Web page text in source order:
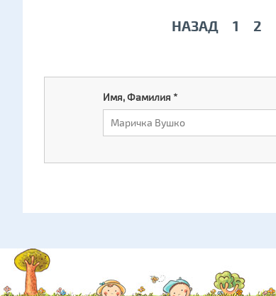
НАЗАД 1 2
Имя, Фамилия *